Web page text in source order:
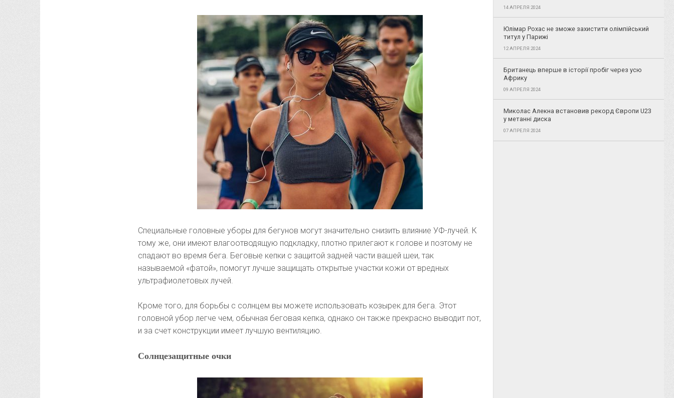
Специальные головные уборы для бегунов могут значительно снизить влияние УФ-лучей. К
тому же, они имеют влагоотводящую подкладку, плотно прилегают к голове и поэтому не
спадают во время бега. Беговые кепки с защитой задней части вашей шеи, так
называемой «фатой», помогут лучше защищать открытые участки кожи от вредных
ультрафиолетовых лучей.
Кроме того, для борьбы с солнцем вы можете использовать козырек для бега. Этот
головной убор легче чем, обычная беговая кепка, однако он также прекрасно выводит пот,
и за счет конструкции имеет лучшую вентиляцию.
Солнцезащитные очки
14 АПРЕЛЯ 2024
Юлімар Рохас не зможе захистити олімпійський
титул у Парижі
12 АПРЕЛЯ 2024
Британець вперше в історії пробіг через усю
Африку
09 АПРЕЛЯ 2024
Миколас Алекна встановив рекорд Європи U23
у метанні диска
07 АПРЕЛЯ 2024